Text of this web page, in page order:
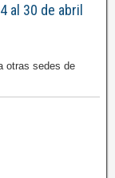
al 30 de abril
otras sedes de